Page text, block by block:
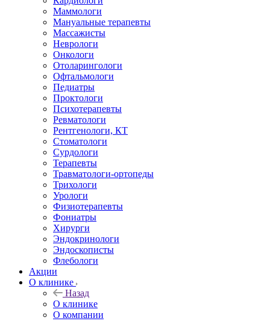
Маммологи
Мануальные терапевты
Массажисты
Неврологи
Онкологи
Отоларингологи
Офтальмологи
Педиатры
Проктологи
Психотерапевты
Ревматологи
Рентгенологи, КТ
Стоматологи
Сурдологи
Терапевты
Травматологи-ортопеды
Трихологи
Урологи
Физиотерапевты
Фониатры
Хирурги
Эндокринологи
Эндоскописты
Флебологи
Акции
О клинике
Назад
О клинике
О компании